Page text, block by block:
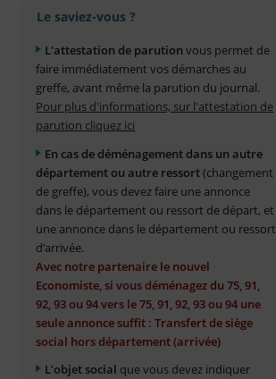
Le saviez-vous ?
L'attestation de parution vous permet de
faire immédiatement vos démarches au
greffe, avant même la parution du journal.
Pour plus d'informations, sur l'attestation de
parution cliquez ici
En cas de déménagement dans un autre
département ou autre ressort(changement
de greffe), vous devez faire une annonce
dans le département ou ressort de départ, et
une annonce dans le département ou ressort
d’arrivée.
Avec notre partenaire le nouvel
Economiste, si vous déménagez du 75, 91,
92, 93 ou 94 vers le 75, 91, 92, 93 ou 94 une
seule annonce suffit : Transfert de siège
social hors département (arrivée)
L’objet social que vous devez indiquer